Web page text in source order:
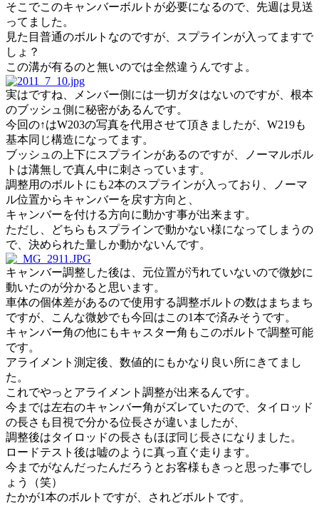
そこでこのキャンバーボルトが必要になるので、先週は見送
ってました。
見た目普通のボルトなのですが、スプラインが入ってますで
しょ？
この溝が有るのと無いのでは全然違うんですよ。
実はですね、メンバー側には一切ガタはないのですが、根本
のブッシュ側に秘密があるんです。
今回の↑はW203の写真を代用させて頂きましたが、W219も
基本同じ構造になってます。
ブッシュの上下にスプラインがあるのですが、ノーマルボル
トは溝無しで真ん中に刺さっています。
調整用のボルトにも2本のスプラインが入っており、ノーマ
ル位置からキャンバーを戻す方向と、
キャンバーを付ける方向に動かす事が出来ます。
ただし、どちらもスプラインで動かない様になってしまうの
で、決められた量しか動かないんです。
キャンバー調整した後は、元位置が汚れていないので微妙に
動いたのが分かると思います。
車体の個体差があるので使用する調整ボルトの数はまちまち
ですが、こんな微妙でも今回はこの1本で済みそうです。
キャンバー角の他にもキャスター角もこのボルトで調整可能
です。
アライメント測定後、数値的にもかなり良い所にきてまし
た。
これでやっとアライメント調整が出来るんです。
今までは左右のキャンバー角がズレていたので、タイロッド
の長さも目視で分かる位長さが違いましたが、
調整後はタイロッドの長さもほぼ同じ長さになりました。
ロードテスト後は嘘のように真っ直ぐ走ります。
今までがなんだったんだろうとお客様もきっと思った事でし
ょう（笑）
たかが1本のボルトですが、されどボルトです。